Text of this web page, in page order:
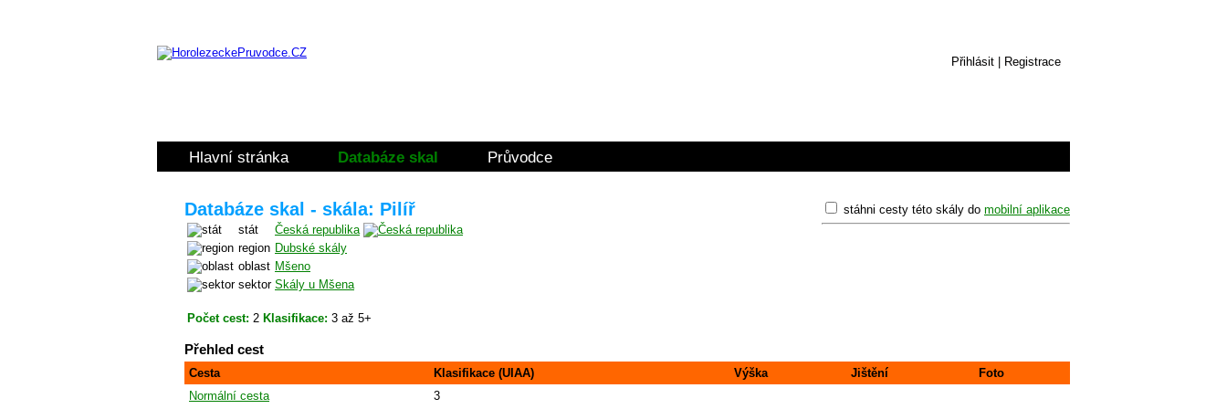
Přihlásit Registrace
Hlavní stránka Databáze skal Průvodce
stáhni cesty této skály do mobilní aplikace
Databáze skal - skála: Pilíř
stát
Česká republika
region Dubské skály
oblast Mšeno
sektor Skály u Mšena
Počet cest: 2 Klasifikace: 3 až 5+
Přehled cest
Cesta Klasifikace (UIAA) Výška Jištění
Foto
Normální cesta
3